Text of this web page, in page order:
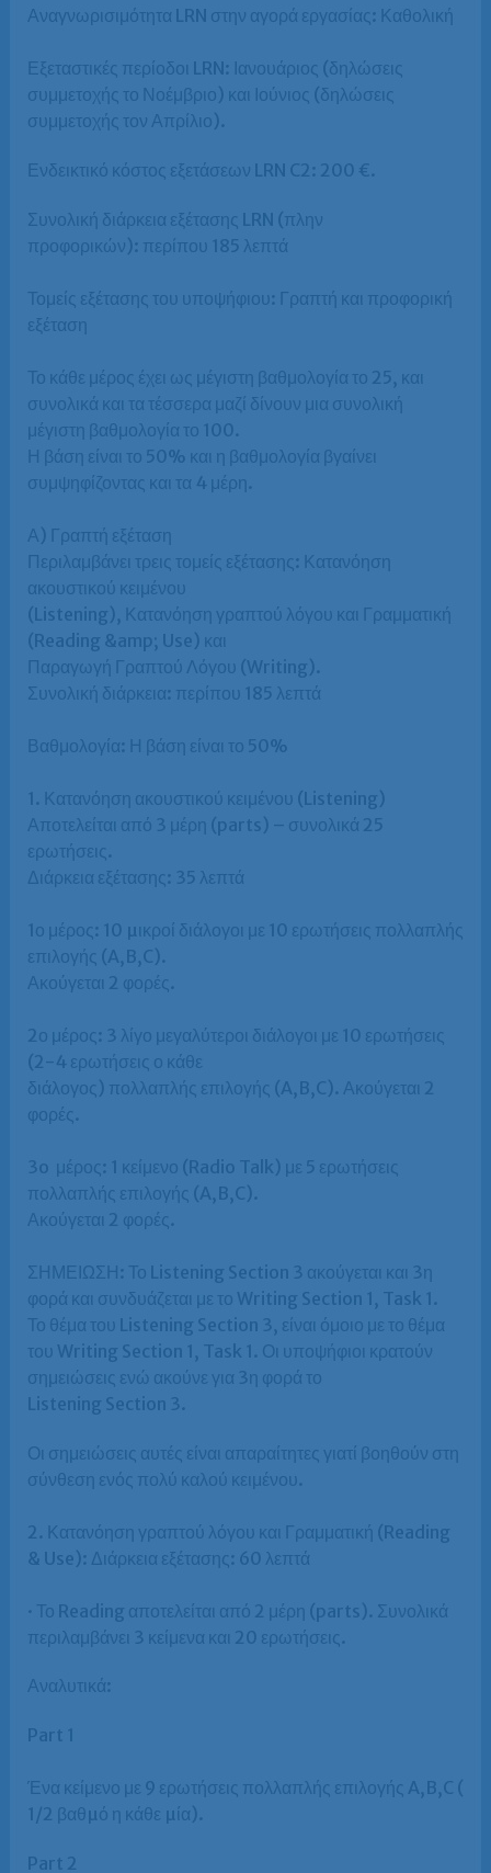
Αναγνωρισιμότητα LRN στην αγορά εργασίας: Καθολική
Εξεταστικές περίοδοι LRN: Ιανουάριος (δηλώσεις
συμμετοχής το Νοέμβριο) και Ιούνιος (δηλώσεις
συμμετοχής τον Απρίλιο).
Ενδεικτικό κόστος εξετάσεων LRN C2: 200 €.
Συνολική διάρκεια εξέτασης LRN (πλην
προφορικών): περίπου 185 λεπτά
Τομείς εξέτασης του υποψήφιου: Γραπτή και προφορική
εξέταση
Το κάθε μέρος έχει ως μέγιστη βαθμολογία το 25, και
συνολικά και τα τέσσερα μαζί δίνουν μια συνολική
μέγιστη βαθμολογία το 100.
Η βάση είναι το 50% και η βαθμολογία βγαίνει
συμψηφίζοντας και τα 4 μέρη.
Α) Γραπτή εξέταση
Περιλαμβάνει τρεις τομείς εξέτασης: Κατανόηση
ακουστικού κειμένου
(Listening), Κατανόηση γραπτού λόγου και Γραμματική
(Reading &amp; Use) και
Παραγωγή Γραπτού Λόγου (Writing).
Συνολική διάρκεια: περίπου 185 λεπτά
Βαθμολογία: Η βάση είναι το 50%
1. Κατανόηση ακουστικού κειμένου (Listening)
Αποτελείται από 3 μέρη (parts) – συνολικά 25
ερωτήσεις.
Διάρκεια εξέτασης: 35 λεπτά
1ο μέρος: 10 µικροί διάλογοι με 10 ερωτήσεις πολλαπλής
επιλογής (A,B,C).
Ακούγεται 2 φορές.
2ο μέρος: 3 λίγο μεγαλύτεροι διάλογοι με 10 ερωτήσεις
(2-4 ερωτήσεις ο κάθε
διάλογος) πολλαπλής επιλογής (A,B,C). Ακούγεται 2
φορές.
3o μέρος: 1 κείμενο (Radio Talk) με 5 ερωτήσεις
πολλαπλής επιλογής (A,B,C).
Ακούγεται 2 φορές.
ΣΗΜΕΙΩΣΗ: Το Listening Section 3 ακούγεται και 3η
φορά και συνδυάζεται με το Writing Section 1, Task 1.
Το θέμα του Listening Section 3, είναι όμοιο με το θέμα
του Writing Section 1, Task 1. Οι υποψήφιοι κρατούν
σημειώσεις ενώ ακούνε για 3η φορά το
Listening Section 3.
Οι σημειώσεις αυτές είναι απαραίτητες γιατί βοηθούν στη
σύνθεση ενός πολύ καλού κειμένου.
2. Κατανόηση γραπτού λόγου και Γραμματική (Reading
& Use): Διάρκεια εξέτασης: 60 λεπτά
· Το Reading αποτελείται από 2 μέρη (parts). Συνολικά
περιλαμβάνει 3 κείμενα και 20 ερωτήσεις.
Αναλυτικά:
Part 1
Ένα κείμενο με 9 ερωτήσεις πολλαπλής επιλογής A,B,C (
1/2 βαθµό η κάθε µία).
Part 2